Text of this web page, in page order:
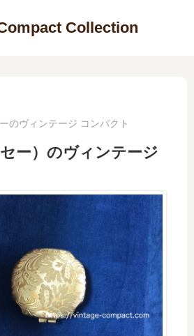
Collection
のヴィンテージ コンパクト
ー）のヴィンテージ